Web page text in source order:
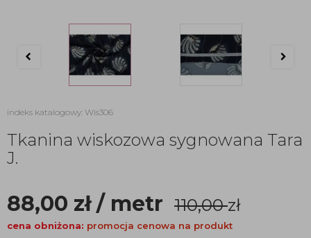
indeks katalogowy: Wis306
Tkanina wiskozowa sygnowana Tara
J.
88,00 zł/ metr 110,00zł
cena obniżona: promocja cenowa na produkt